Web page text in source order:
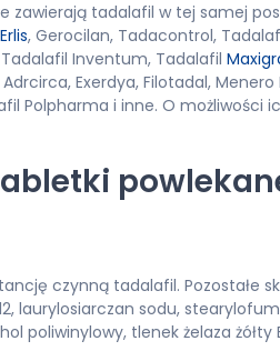
zawierają tadalafil w tej samej
Erlis, Gerocilan, Tadacontrol,
Tadalafil Inventum, Tadalafil
Exerdya, Filotadal,
Polpharma i inne. O możliwości
czynną tadalafil. Pozostałe
laurylosiarczan sodu,
poliwinylowy, tlenek żelaza żółty